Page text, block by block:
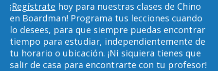
¡Regístrate hoy para nuestras clases de Chino
en Boardman! Programa tus lecciones cuando
lo desees, para que siempre puedas encontrar
tiempo para estudiar, independientemente de
tu horario o ubicación. ¡Ni siquiera tienes que
salir de casa para encontrarte con tu profesor!